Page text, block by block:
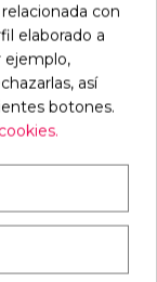
Repleto de
para perros
activos
con
elaborado a
ejemplo,
así
botones.